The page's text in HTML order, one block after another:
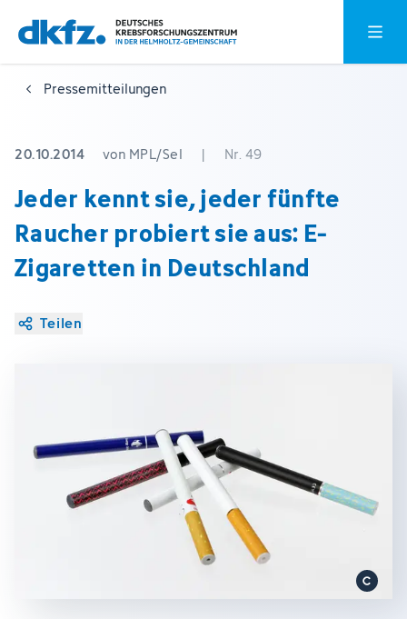
Zum
Hauptinhalt
springen
Zur
Fußzeile
springen
Pressemitteilungen
20.10.2014 von MPL/Sel | Nr. 49
Jeder kennt sie, jeder fünfte
Raucher probiert sie aus: E-
Zigaretten in Deutschland
Teilen